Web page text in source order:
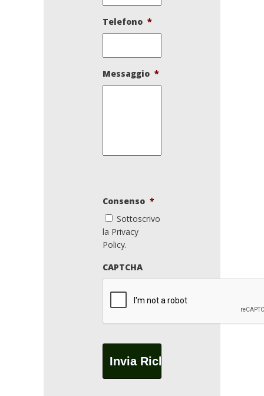
Telefono *
Messaggio *
Consenso *
Sottoscrivo
la Privacy
Policy.
CAPTCHA